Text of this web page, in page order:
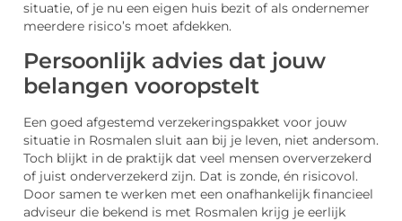
situatie, of je nu een eigen huis bezit of als ondernemer
meerdere risico’s moet afdekken.
Persoonlijk advies dat jouw
belangen vooropstelt
Een goed afgestemd verzekeringspakket voor jouw
situatie in Rosmalen sluit aan bij je leven, niet andersom.
Toch blijkt in de praktijk dat veel mensen oververzekerd
of juist onderverzekerd zijn. Dat is zonde, én risicovol.
Door samen te werken met een onafhankelijk financieel
adviseur die bekend is met Rosmalen krijg je eerlijk